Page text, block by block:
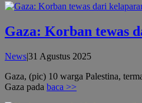
Gaza: Korban tewas
News|31 Agustus 2025oleh
Gaza, (pic) 10 warga Palestina,
Gaza pada baca >>